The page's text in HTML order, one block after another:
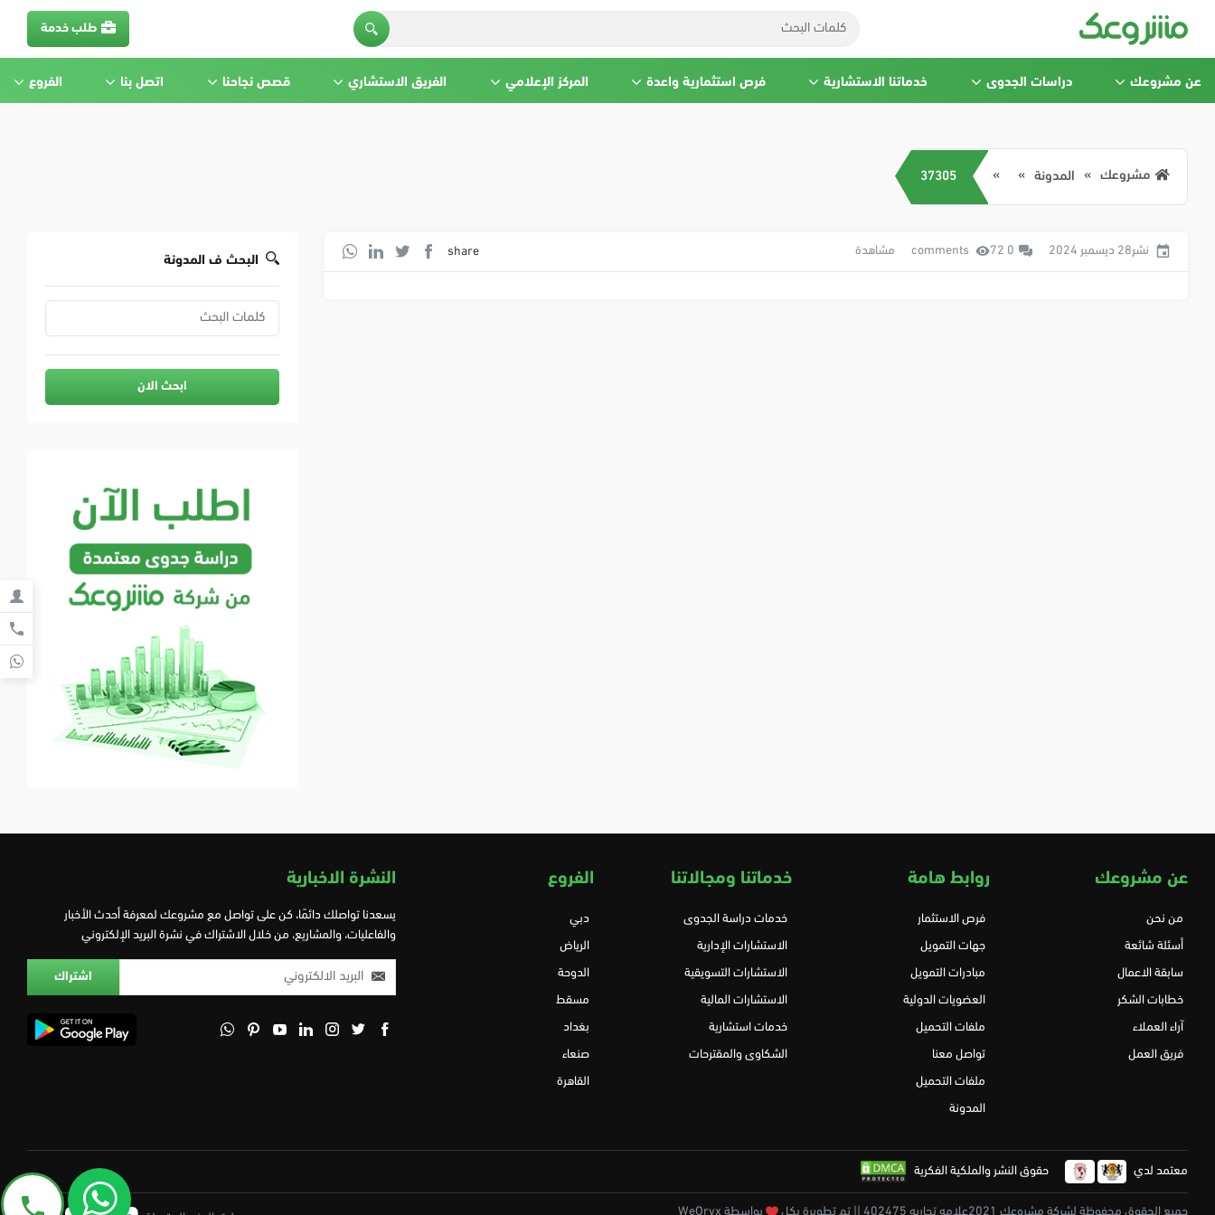
طلب خدمة
عن مشروعك دراسات الجدوى خدماتنا الاستشارية فرص استثمارية واعدة المركز الإعلامي الفريق الاستشاري قصص نجاحنا اتصل بنا الفروع
مشروعك المدونة 37305
نشر28 ديسمبر 2024 0 comments 72 مشاهدة share
البحث ف المدونة
ابحث الان
عن مشروعك
من نحن
أسئلة شائعة
سابقة الاعمال
خطابات الشكر
آراء العملاء
فريق العمل
روابط هامة
فرص الاستثمار
جهات التمويل
مبادرات التمويل
العضويات الدولية
ملفات التحميل
تواصل معنا
ملفات التحميل
المدونة
خدماتنا ومجالاتنا
خدمات دراسة الجدوى
الاستشارات الإدارية
الاستشارات التسويقية
الاستشارات المالية
خدمات استشارية
الشكاوى والمقترحات
الفروع
دبي
الرياض
الدوحة
مسقط
بغداد
صنعاء
القاهرة
النشرة الاخبارية
يسعدنا تواصلك دائمًا، كن على تواصل مع مشروعك لمعرفة أحدث الأخبار
والفاعليات، والمشاريع، من خلال الاشتراك في نشرة البريد الإلكتروني
معتمد لدي حقوق النشر والملكية الفكرية
جميع الحقوق محفوظة لشركة مشروعك 2021علامه تجاريه 402475 || تم تطويرة بكل بواسطة WeOryx